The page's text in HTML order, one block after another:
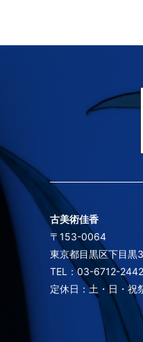
古美術佳香
〒153-0064
東京都目黒区下目
TEL：03-6712-
定休日：土・日・祝